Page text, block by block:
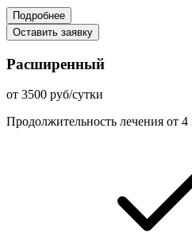
Подробнее
Оставить заявку
Расширенный
от 3500 руб/сутки
Продолжительность лечения от 4